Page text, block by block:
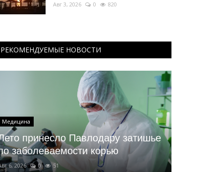
Авг 3, 2026 0 820
РЕКОМЕНДУЕМЫЕ НОВОСТИ
Медицина
принесло Павлодару затишье
заболеваемости корью
6, 2026 0 51